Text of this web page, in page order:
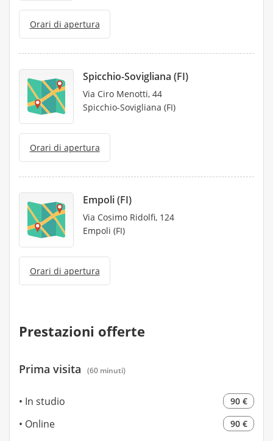
Orari di apertura
Spicchio-Sovigliana (FI)
Via Ciro Menotti, 44
Spicchio-Sovigliana (FI)
Orari di apertura
Empoli (FI)
Via Cosimo Ridolfi, 124
Empoli (FI)
Orari di apertura
Prestazioni offerte
Prima visita (60 minuti)
In studio 90 €
Online 90 €